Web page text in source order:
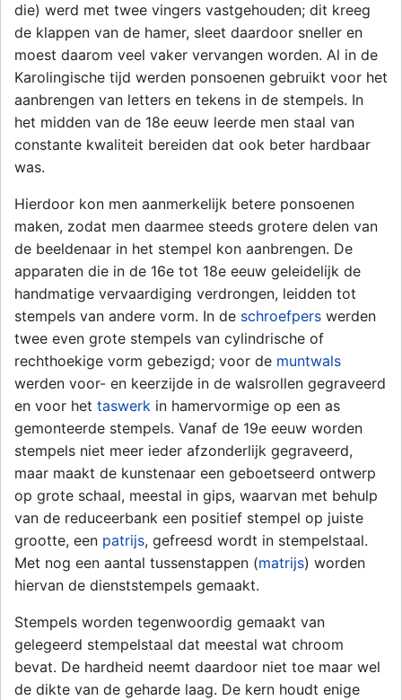
die) werd met twee vingers vastgehouden; dit kreeg
de klappen van de hamer, sleet daardoor sneller en
moest daarom veel vaker vervangen worden. Al in de
Karolingische tijd werden ponsoenen gebruikt voor het
aanbrengen van letters en tekens in de stempels. In
het midden van de 18e eeuw leerde men staal van
constante kwaliteit bereiden dat ook beter hardbaar
was.
Hierdoor kon men aanmerkelijk betere ponsoenen
maken, zodat men daarmee steeds grotere delen van
de beeldenaar in het stempel kon aanbrengen. De
apparaten die in de 16e tot 18e eeuw geleidelijk de
handmatige vervaardiging verdrongen, leidden tot
stempels van andere vorm. In de schroefpers werden
twee even grote stempels van cylindrische of
rechthoekige vorm gebezigd; voor de muntwals
werden voor- en keerzijde in de walsrollen gegraveerd
en voor het taswerk in hamervormige op een as
gemonteerde stempels. Vanaf de 19e eeuw worden
stempels niet meer ieder afzonderlijk gegraveerd,
maar maakt de kunstenaar een geboetseerd ontwerp
op grote schaal, meestal in gips, waarvan met behulp
van de reduceerbank een positief stempel op juiste
grootte, een patrijs, gefreesd wordt in stempelstaal.
Met nog een aantal tussenstappen (matrijs) worden
hiervan de dienststempels gemaakt.
Stempels worden tegenwoordig gemaakt van
gelegeerd stempelstaal dat meestal wat chroom
bevat. De hardheid neemt daardoor niet toe maar wel
de dikte van de geharde laag. De kern houdt enige